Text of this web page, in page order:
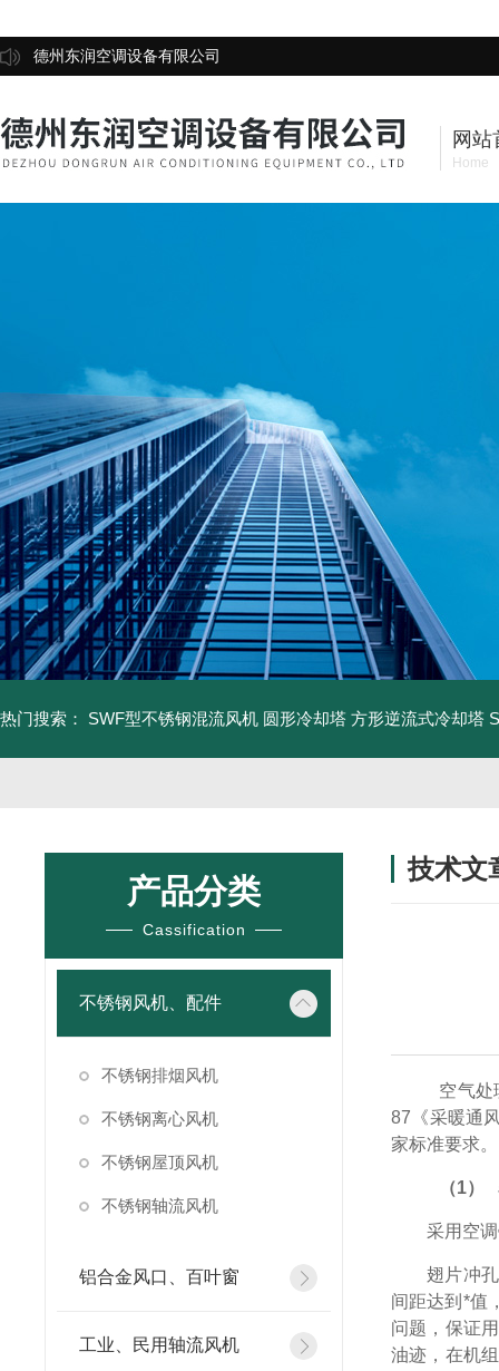
德州东润空调设备有限公司
网站
Home
热门搜索： SWF型不锈钢混流风机 圆形冷却塔 方形逆流式冷却塔
产品分类
Cassification
不锈钢风机、配件
不锈钢排烟风机
不锈钢离心风机
不锈钢屋顶风机
不锈钢轴流风机
铝合金风口、百叶窗
工业、民用轴流风机
技术文
空气处
87 《采暖通
家标准要求。
（1）
采用空
翅片冲
间距达到*值
问题，保证
油迹，在机